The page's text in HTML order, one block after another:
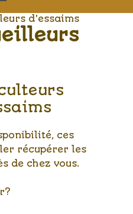
d’essaims
ces
récupérer les
de chez vous.